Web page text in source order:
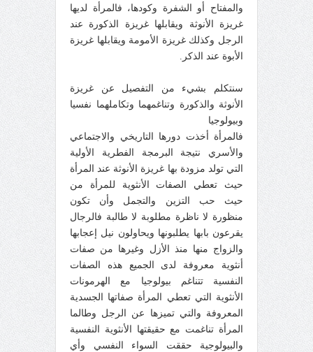
والمفتاح أو الشفرة وكودها، فالمرأة لديها
غريزة الأنوثة ويقابلها غريزة الذكورة عند
الرجل وكذلك غريزة الأمومة ويقابلها غريزة
الأبوة عند الذكر.
سنتكلم بشيء من التفصيل عن غريزة
الأنوثة والذكورة وتناغمهما وتكاملهما نفسيا
وبيولوجيا
فالمرأة أخذت دورها التاريخي والاجتماعي
والأسري نتيجة البرمجة الفطرية الأولية
التي تولد مزودة بها غريزة الأنوثة عند المرأة
حيث تعطي الصفات الأنثوية للمرأة من
حيث حب التزين والتجمل وأن تكون
منظورة لا ناظرة مطلوبة لا طالبة فالرجال
يقرعون بابها يطلبونها ويحاولون نيل إعجابها
والزواج منها منذ الأزل وغيرها من صفات
أنثوية معروفة لدى الجميع هذه الصفات
النفسية تتناغم بيولوجيا مع الهرمونات
الأنثوية التي تعطي المرأة صفاتها الجسدية
المعروفة والتي تميزها عن الرجل وطالما
المرأة تناغمت مع حقيقتها الأنثوية النفسية
والبيولوجية حققت السواء النفسي وأي